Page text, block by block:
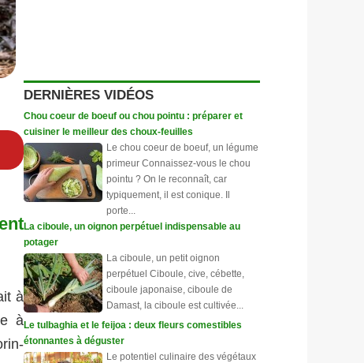
à
à
DERNIÈRES VIDÉOS
Chou coeur de boeuf ou chou pointu : préparer et
cuisiner le meilleur des choux-feuilles
Le chou coeur de boeuf, un légume
primeur Connaissez-vous le chou
pointu ? On le reconnaît, car
typiquement, il est conique. Il
porte...
La ciboule, un oignon perpétuel indispensable au
potager
La ciboule, un petit oignon
perpétuel Ciboule, cive, cébette,
ciboule japonaise, ciboule de
Damast, la ciboule est cultivée...
Le tulbaghia et le feijoa : deux fleurs comestibles
étonnantes à déguster
Le potentiel culinaire des végétaux